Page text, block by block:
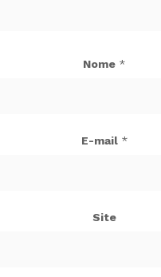
Nome *
E-mail *
Site